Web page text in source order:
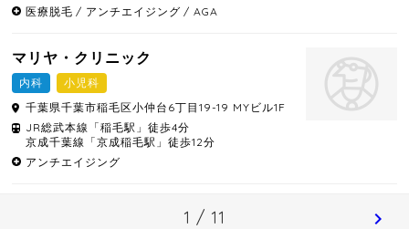
医療脱毛
アンチエイジング AGA
マリヤ・クリニック
内科
小児科
千葉県千葉市稲毛区小仲台6丁目19-19 MYビル1F
JR総武本線「稲毛駅」徒歩4分
京成千葉線「京成稲毛駅」徒歩12分
アンチエイジング
1 / 11 chevron_right